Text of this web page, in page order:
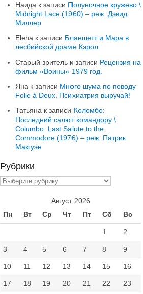
Наида к записи Полуночное кружево \
Midnight Lace (1960) – реж. Дэвид
Миллер
Elena к записи Бланшетт и Мара в
лесбийской драме Кэрол
Старый зритель к записи Рецензия на
фильм «Воины» 1979 год.
Яна к записи Много шума по поводу
Folie à Deux. Психиатрия выручай!
Татьяна к записи Коломбо:
Последний салют командору \
Columbo: Last Salute to the
Commodore (1976) – реж. Патрик
Макгуэн
Рубрики
Рубрики
Август 2026
Пн
Вт Ср Чт Пт Сб Вс
1 2
3 4 5 6 7 8 9
10 11 12 13 14 15 16
17 18 19 20 21 22 23